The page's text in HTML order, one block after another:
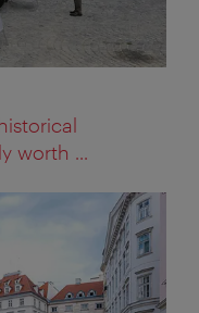
worth ...